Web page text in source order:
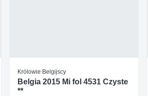
Królowie Belgijscy
Belgia 2015 Mi fol 4531 Czyste
**